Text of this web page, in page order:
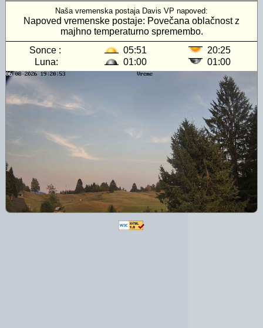
Naša vremenska postaja Davis VP napoved:
Napoved vremenske postaje: Povečana oblačnost z
majhno temperaturno spremembo.
Sonce :
05:51
20:25
Luna:
01:00 01:00